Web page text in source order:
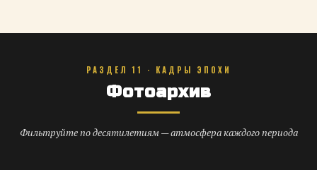
РАЗДЕЛ 11 · КАДРЫ ЭПОХИ
Фотоархив
Фильтруйте по десятилетиям — атмосфера каждого периода